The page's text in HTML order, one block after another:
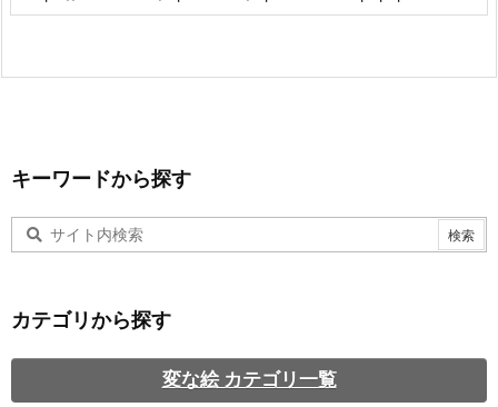
キーワードから探す
カテゴリから探す
変な絵 カテゴリ一覧